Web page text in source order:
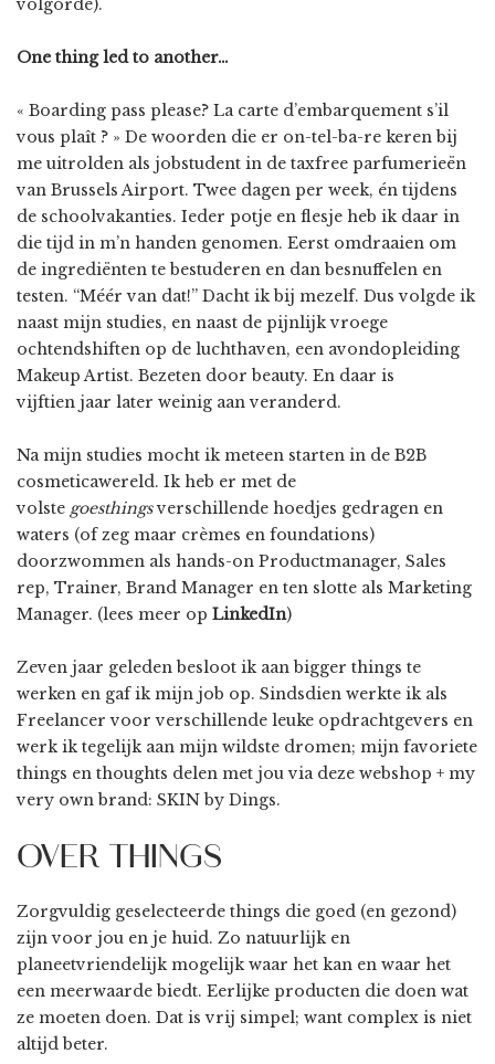
volgorde).
One thing led to another…
« Boarding pass please? La carte d’embarquement s’il
vous plaît ? » De woorden die er on-tel-ba-re keren bij
me uitrolden als jobstudent in de taxfree parfumerieën
van Brussels Airport. Twee dagen per week, én tijdens
de schoolvakanties. Ieder potje en flesje heb ik daar in
die tijd in m’n handen genomen. Eerst omdraaien om
de ingrediënten te bestuderen en dan besnuffelen en
testen. “Méér van dat!” Dacht ik bij mezelf. Dus volgde ik
naast mijn studies, en naast de pijnlijk vroege
ochtendshiften op de luchthaven, een avondopleiding
Makeup Artist. Bezeten door beauty. En daar is
vijftien jaar later weinig aan veranderd.
Na mijn studies mocht ik meteen starten in de B2B
cosmeticawereld. Ik heb er met de
volste goesthingsverschillende hoedjes gedragen en
waters (of zeg maar crèmes en foundations)
doorzwommen als hands-on Productmanager, Sales
rep, Trainer, Brand Manager en ten slotte als Marketing
Manager. (lees meer op LinkedIn)
Zeven jaar geleden besloot ik aan bigger things te
werken en gaf ik mijn job op. Sindsdien werkte ik als
Freelancer voor verschillende leuke opdrachtgevers en
werk ik tegelijk aan mijn wildste dromen; mijn favoriete
things en thoughts delen met jou via deze webshop + my
very own brand: SKIN by Dings.
OVER THINGS
Zorgvuldig geselecteerde things die goed (en gezond)
zijn voor jou en je huid. Zo natuurlijk en
planeetvriendelijk mogelijk waar het kan en waar het
een meerwaarde biedt. Eerlijke producten die doen wat
ze moeten doen. Dat is vrij simpel; want complex is niet
altijd beter.